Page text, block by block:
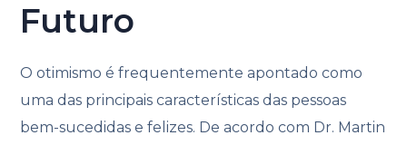
Futuro
O otimismo é frequentemente apontado como
uma das principais características das pessoas
bem-sucedidas e felizes. De acordo com Dr. Martin